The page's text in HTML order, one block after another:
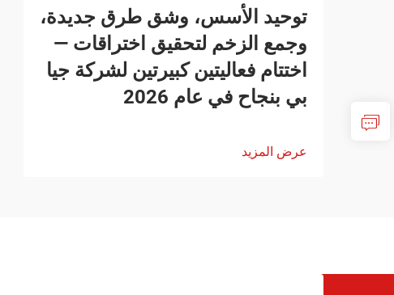
توحيد الأسس، وشق طرق جديدة،
وجمع الزخم لتحقيق اختراقات —
اختتام فعاليتين كبيرتين لشركة جيا
بي بنجاح في عام 2026
عرض المزيد